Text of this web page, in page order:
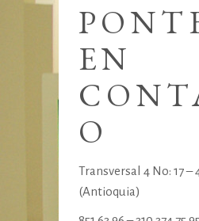
EN
O
Transversal 4 No: 17 –
(Antioquia)